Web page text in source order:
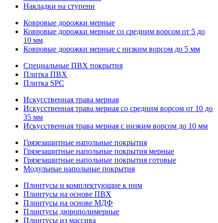
Накладки на ступени
Ковровые дорожки мерные
Ковровые дорожки мерные со средним ворсом от 5 до
10 мм
Ковровые дорожки мерные с низким ворсом до 5 мм
Специальные ПВХ покрытия
Плитка ПВХ
Плитка SPC
Искуccтвенная трава мерная
Искусственная трава мерная со средним ворсом от 10 до
35 мм
Искусственная трава мерная с низким ворсом до 10 мм
Грязезащитные напольные покрытия
Грязезащитные напольные покрытия мерные
Грязезащитные напольные покрытия готовые
Модульные напольные покрытия
Плинтусы и комплектующие к ним
Плинтусы на основе ПВХ
Плинтусы на основе МДФ
Плинтусы дюрополимерные
Плинтусы из массива